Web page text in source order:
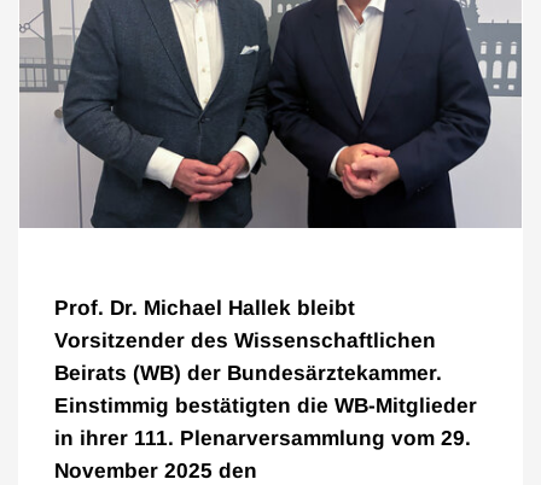
Prof. Dr. Michael Hallek bleibt
Vorsitzender des Wissenschaftlichen
Beirats (WB) der Bundesärztekammer.
Einstimmig bestätigten die WB-Mitglieder
in ihrer 111. Plenarversammlung vom 29.
November 2025 den